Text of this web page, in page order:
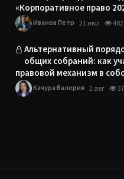
«Корпоративное право
Иванов Петр 21 июл 482
Альтернативный
общих собраний: как
правовой механизм в
Качура Валерия 2 авг